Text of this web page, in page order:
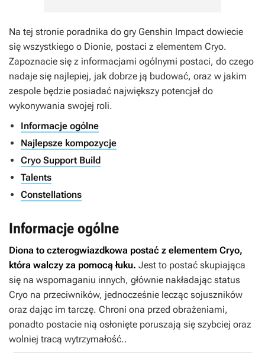
Na tej stronie poradnika do gry Genshin Impact dowiecie
się wszystkiego o Dionie, postaci z elementem Cryo.
Zapoznacie się z informacjami ogólnymi postaci, do czego
nadaje się najlepiej, jak dobrze ją budować, oraz w jakim
zespole będzie posiadać największy potencjał do
wykonywania swojej roli.
Informacje ogólne
Najlepsze kompozycje
Cryo Support Build
Talents
Constellations
Informacje ogólne
Diona to czterogwiazdkowa postać z elementem Cryo,
która walczy za pomocą łuku. Jest to postać skupiająca
się na wspomaganiu innych, głównie nakładając status
Cryo na przeciwników, jednocześnie lecząc sojuszników
oraz dając im tarczę. Chroni ona przed obrażeniami,
ponadto postacie nią osłonięte poruszają się szybciej oraz
wolniej tracą wytrzymałość..